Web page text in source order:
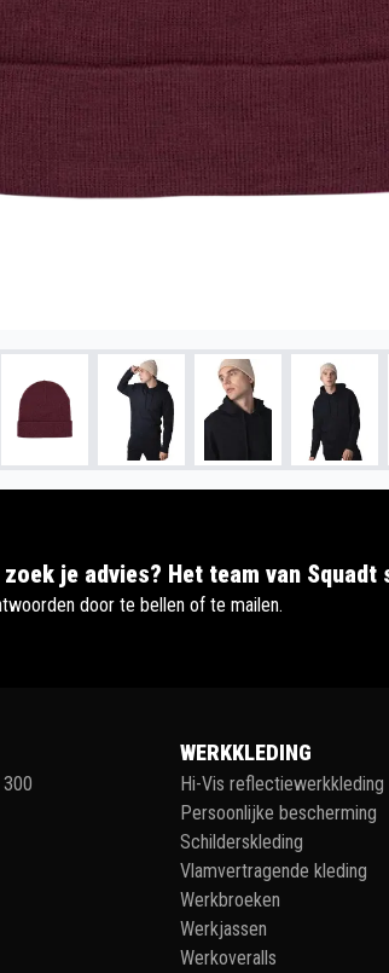
je advies? Het team van
door te bellen of te mailen.
WERKKLEDING
Hi-Vis reflectiewerkkleding
Persoonlijke bescherming
Schilderskleding
Vlamvertragende kleding
Werkbroeken
Werkjassen
Werkoveralls